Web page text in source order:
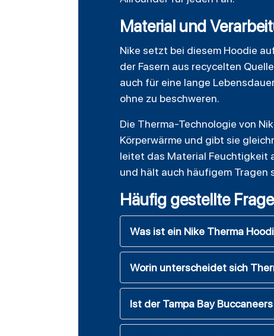
Material und
Nike setzt bei diesem Hoodie
der Fasern aus recycelten
auch für eine lange
ohne zu beschweren.
Die Therma-Technologie von
Körperwärme und gibt sie
leitet das Material Feuchtigkeit
und hält auch häufigem Tragen
Häufig gestellte
Was ist ein Nike Therma
Worin unterscheidet sich
Ist der Tampa Bay